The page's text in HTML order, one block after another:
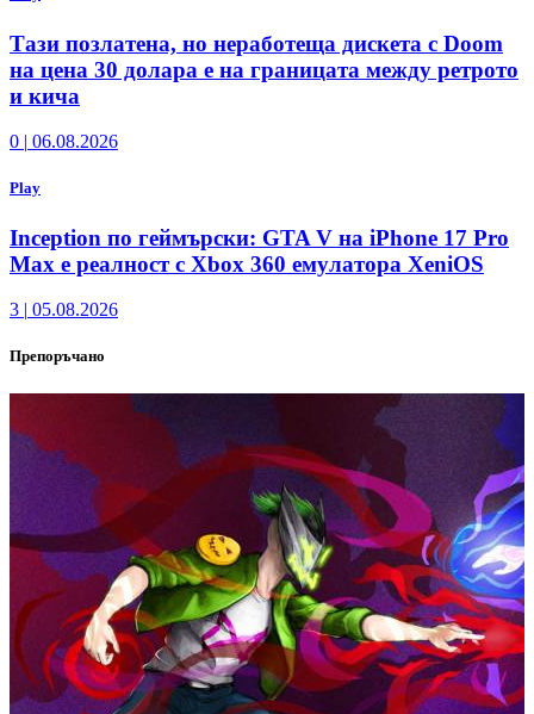
Тази позлатена, но неработеща дискета с Doom
на цена 30 долара е на границата между ретрото
и кича
0 | 06.08.2026
Play
Inception по геймърски: GTA V на iPhone 17 Pro
Max е реалност с Xbox 360 емулатора XeniOS
3 | 05.08.2026
Препоръчано